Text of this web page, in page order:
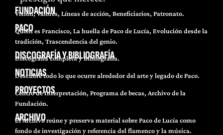
FUNDACIÓN
Visión, Valores, Líneas de acción, Beneficiarios, Patronato.
PACO
Quién es Francisco, La huella de Paco de Lucía, Evolución desde la
tradición, Trascendencia del genio.
DISCOGRAFÍA Y BIBLIOGRAFÍA
Discografía completa y Bibliografía.
NOTICIAS
Descubre todo lo que ocurre alrededor del arte y legado de Paco.
PROYECTOS
Centro de Interpretación, Programa de becas, Archivo de la
Fundación.
ARCHIVO
El Archivo reúne y preserva material sobre Paco de Lucía como
fondo de investigación y referencia del flamenco y la música.